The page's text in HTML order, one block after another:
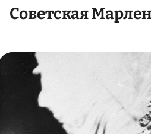
Советская